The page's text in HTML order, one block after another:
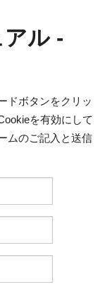
ル -
ドボタンをクリッ
を有効にして
ムのご記入と送信